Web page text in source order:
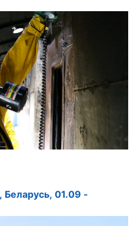
Беларусь, 01.09 -